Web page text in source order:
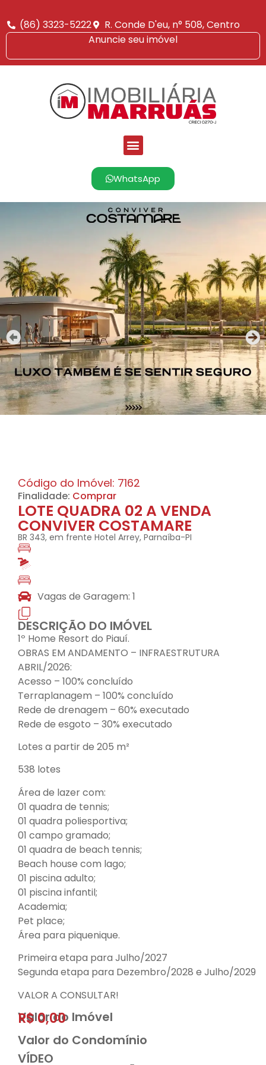
(86) 3323-5222
R. Conde D'eu, n° 508, Centro
Anuncie seu imóvel
WhatsApp
Código do Imóvel: 7162
Finalidade: Comprar
LOTE QUADRA 02 A VENDA
CONVIVER COSTAMARE
BR 343, em frente Hotel Arrey, Parnaíba-PI
Vagas de Garagem: 1
DESCRIÇÃO DO IMÓVEL
1º Home Resort do Piauí.
OBRAS EM ANDAMENTO – INFRAESTRUTURA
ABRIL/2026:
Acesso – 100% concluído
Terraplanagem – 100% concluído
Rede de drenagem – 60% executado
Rede de esgoto – 30% executado
Lotes a partir de 205 m²
538 lotes
Área de lazer com:
01 quadra de tennis;
01 quadra poliesportiva;
01 campo gramado;
01 quadra de beach tennis;
Beach house com lago;
01 piscina adulto;
01 piscina infantil;
Academia;
Pet place;
Área para piquenique.
Primeira etapa para Julho/2027
Segunda etapa para Dezembro/2028 e Julho/2029
VALOR A CONSULTAR!
Valor do Imóvel
R$ 0,00
Valor do Condomínio
VÍDEO